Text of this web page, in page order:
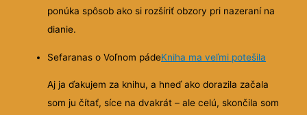
ponúka spôsob ako si rozšíriť obzory pri nazeraní na
dianie.
Sefaranas o Voľnom pádeKniha ma veľmi potešila
Aj ja ďakujem za knihu, a hneď ako dorazila začala
som ju čítať, síce na dvakrát – ale celú, skončila som